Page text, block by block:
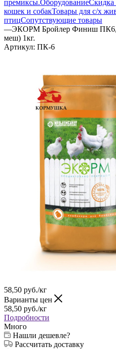
премиксы.ОборудованиеСкидка
кошек и собакТовары для с/х
птицСопутствующие товары
—ЭКОРМ Бройлер Финиш ПК6,
меш) 1кг.
Артикул: ПК-6
58,50 руб./кг
Варианты цен
58,50 руб./кг
Подробности
Много
Нашли дешевле?
Рассчитать доставку